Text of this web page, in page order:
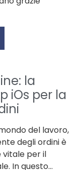
la
iOs per la
del lavoro,
degli ordini è
per il
In questo…